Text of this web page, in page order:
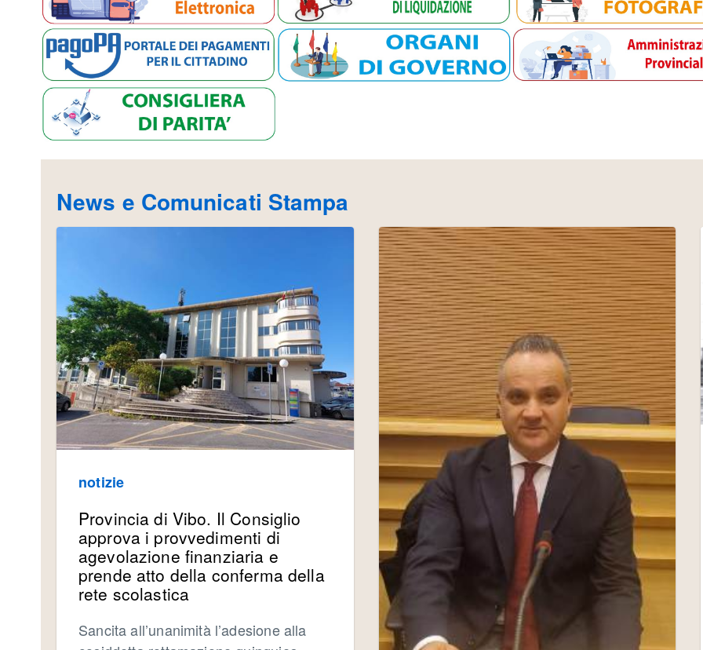
News e Comunicati Stampa
notizie
Provincia di Vibo. Il Consiglio
approva i provvedimenti di
agevolazione finanziaria e
prende atto della conferma della
rete scolastica
Sancita all’unanimità l’adesione alla